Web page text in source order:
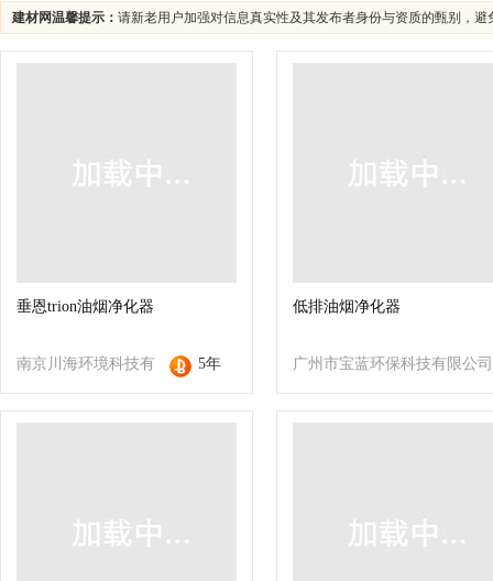
建材网温馨提示： 请新老用户加强对信息真实性及其发布者身份与资质的甄别，
垂恩trion油烟净化器
南京川海环境科技有
限公司
5年
低排油烟净化器
广州市宝蓝环保科技有限公司